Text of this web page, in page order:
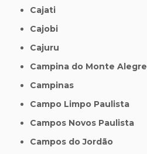
Cajati
Cajobi
Cajuru
Campina do Monte Alegre
Campinas
Campo Limpo Paulista
Campos Novos Paulista
Campos do Jordão